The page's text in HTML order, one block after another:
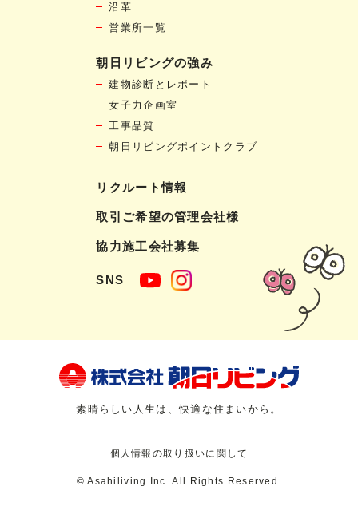
沿革
営業所一覧
朝日リビングの強み
建物診断とレポート
女子力企画室
工事品質
朝日リビングポイントクラブ
リクルート情報
取引ご希望の管理会社様
協力施工会社募集
SNS
素晴らしい人生は、快適な住まいから。
個人情報の取り扱いに関して
© Asahiliving Inc. All Rights Reserved.